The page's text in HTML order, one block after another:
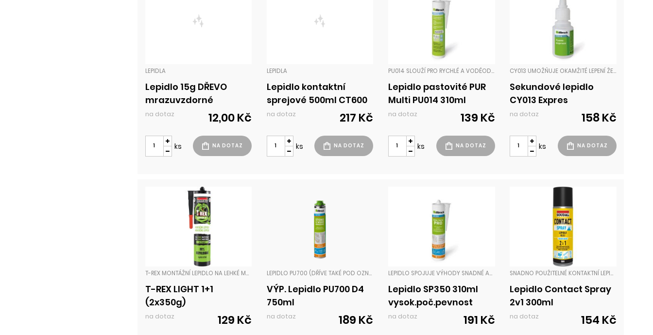
LEPIDLA
Lepidlo 15g DŘEVO
mrazuvzdorné
na dotaz 12,00 Kč
ks
LEPIDLA
Lepidlo kontaktní
sprejové 500ml CT600
na dotaz 217 Kč
ks
PU014 SLOUŽÍ PRO RYCHLÉ A VODĚODOLNÉ SLEPENÍ RŮZNÝCH TYPŮ PODKLADNÍCH PLOCH, JAKO JSOU NAPŘ. KÁMEN, CIHLY, BETON, PÓROBETON, VÁPENOPÍSKOVÉ CIHLY, KOVY, PVC, EPS, MINERÁLNÍ VATA, OSB DESKY, DŘEVOTŘÍSKA A DŘEVO. LEPIDLA
Lepidlo pastovité PUR
Multi PU014 310ml
na dotaz 139 Kč
ks
CY013 UMOŽŇUJE OKAMŽITÉ LEPENÍ ŽELEZA BAREVNÝCH KOVŮ, SYNTETICKÝCH MATERIÁLŮ A ELASTOMERŮ (EPDM, NBR, SBR, ABR ATD.). LEPIDLA
Sekundové lepidlo
CY013 Expres
na dotaz 158 Kč
ks
T-REX MONTÁŽNÍ LEPIDLO NA LEHKÉ MATERIÁLY JE PRVNÍ VYSOCE PEVNÉ LEPIDLO S VLÁKNY VYROBENÉ Z 80% Z RECYKLOVANÝCH SUROVIN. TOTO 100% SILNÉ LEPIDLO JE VHODNÉ PRO SPOJE SE ZATÍŽENÍM DO 125 KG/M². IDEÁLNÍ PRO LEHKÉ MATERIÁLY, JAKO SOKLOVÉ LIŠTY, DEKORATIVNÍ PR LEPIDLA
T-REX LIGHT 1+1
(2x350g)
na dotaz 129 Kč
LEPIDLO PU700 (DŘÍVE TAKÉ POD OZNAČENÍM PU108) JE VYSOKOPEVNOSTNÍ LEPIDLO NA BÁZI MODIFIKOVANÉHO POLYURETANU, URČENÉ PRO POUŽITÍ VE STAVEBNICTVÍ A DŘEVOPRŮMYSLU. LEPIDLA
VÝP. Lepidlo PU700 D4
750ml
na dotaz 189 Kč
LEPIDLO SPOJUJE VÝHODY SNADNÉ APLIKACE JEDNOKOMPONENTNÍHO LEPIDLA A OKAMŽITÉ PEVNOSTI SPOJE, KTERÁ JE DOSAŽENA VELMI DOBROU VNITŘNÍ SOUDRŽNOSTÍ LEPIDLA. LEPIDLA
Lepidlo SP350 310ml
vysok.poč.pevnost
na dotaz 191 Kč
SNADNO POUŽITELNÉ KONTAKTNÍ LEPIDLO V AEROSOLOVÉM BALENÍ. LEPIDLO 2V1 NA BÁZI SYNTETICKÉHO KAUČUKU VHODNÉ PRO DOČASNÉ I PERMANENTNÍ SPOJE. LEPIDLA
Lepidlo Contact Spray
2v1 300ml
na dotaz 154 Kč